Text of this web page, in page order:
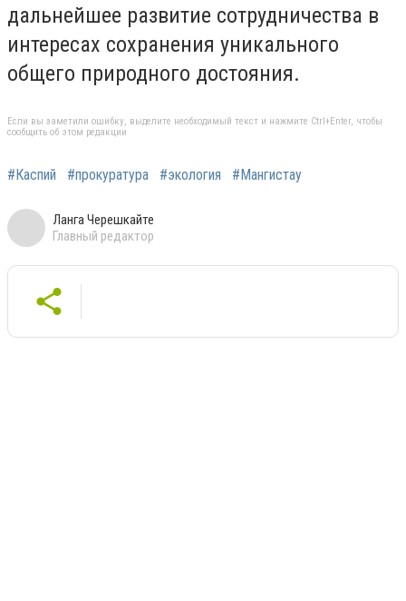
дальнейшее развитие сотрудничества в
интересах сохранения уникального
общего природного достояния.
Если вы заметили ошибку, выделите необходимый текст и нажмите Ctrl+Enter, чтобы
сообщить об этом редакции
#Каспий #прокуратура #экология #Мангистау
Ланга Черешкайте
Главный редактор